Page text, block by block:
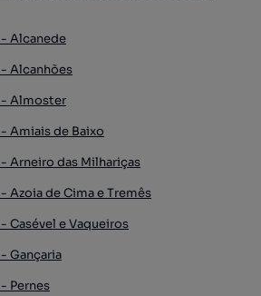
Alcanede
Alcanhões
- Almoster
Amiais de Baixo
Arneiro das Milhariças
Azoia de Cima e Tremês
Casével e Vaqueiros
Gançaria
Pernes